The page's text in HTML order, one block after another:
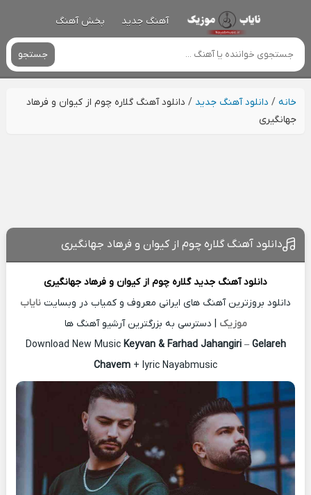
آهنگ جدید پخش آهنگ
جستجو
خانه/ دانلود آهنگ جدید / دانلود آهنگ گلاره چوم از کیوان و فرهاد
جهانگیری
دانلود آهنگ گلاره چوم از کیوان و فرهاد جهانگیری
دانلود آهنگ جدیدگلاره چوم ازکیوان و فرهاد جهانگیری
دانلود بروزترین آهنگ های ایرانی معروف و کمیاب در وبسایت نایاب
موزیک | دسترسی به بزرگترین آرشیو آهنگ ها
Download New Music Keyvan & Farhad Jahangiri– Gelareh
Chavem + lyric Nayabmusic